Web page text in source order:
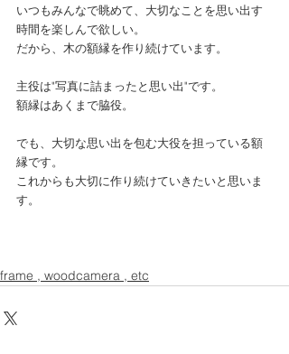
いつもみんなで眺めて、大切なことを思い出す
時間を楽しんで欲しい。
だから、木の額縁を作り続けています。
主役は"写真に詰まったと思い出"です。
額縁はあくまで脇役。
でも、大切な思い出を包む大役を担っている額
縁です。
これからも大切に作り続けていきたいと思いま
す。
frame , woodcamera , etc